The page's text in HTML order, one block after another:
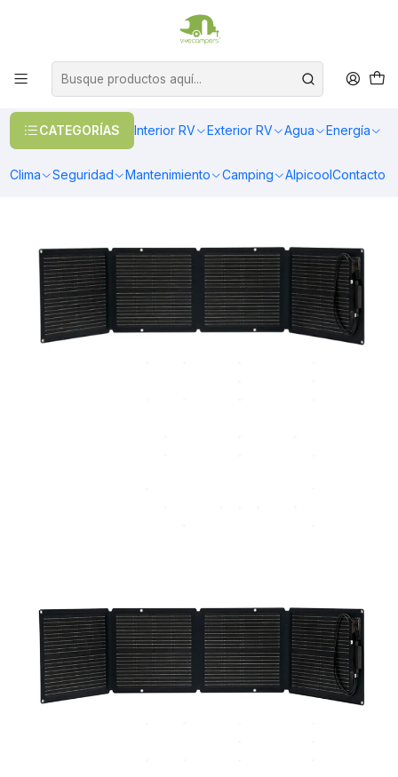
CATEGORÍAS Interior RV Exterior RV Agua Energía
Clima Seguridad Mantenimiento Camping AlpicoolContacto
OFERTAS EN CALEFACCIÓN DIESEL